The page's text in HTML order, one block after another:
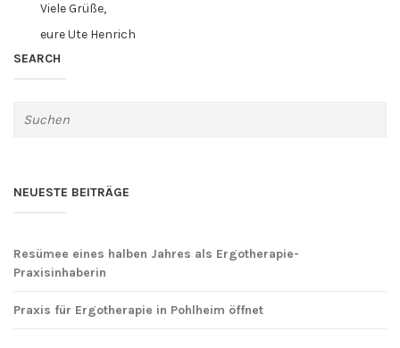
Viele Grüße,
eureUte Henrich
SEARCH
NEUESTE BEITRÄGE
Resümee eines halben Jahres als Ergotherapie-
Praxisinhaberin
Praxis für Ergotherapie in Pohlheim öffnet